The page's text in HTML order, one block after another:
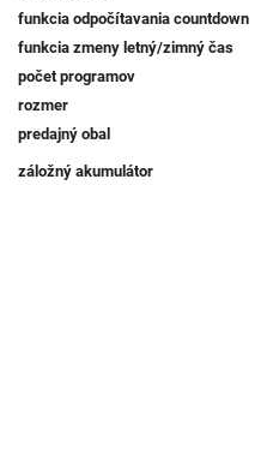
funkcia odpočítavania countdown
funkcia zmeny letný/zimný čas
počet programov
rozmer
predajný obal
záložný akumulátor